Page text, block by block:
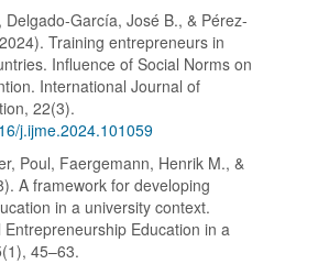
García, José B., & Pérez-
Training entrepreneurs in
Influence of Social Norms on
International Journal of
22(3).
j.ijme.2024.101059
Poul, Faergemann, Henrik M., &
A framework for developing
in a university context.
Education in a
45–63.